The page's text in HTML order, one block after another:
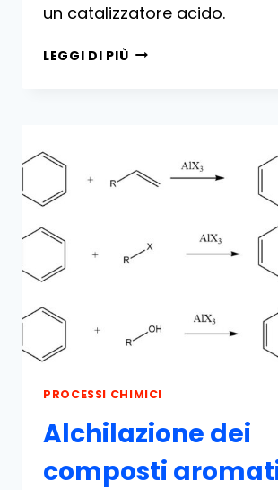
un catalizzatore acido.
LEGGI DI PIÙ ACILAZIONE
PROCESSI CHIMICI
Alchilazione dei
composti